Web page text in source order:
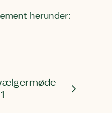
herunder:
store humlebi –
mange kalder